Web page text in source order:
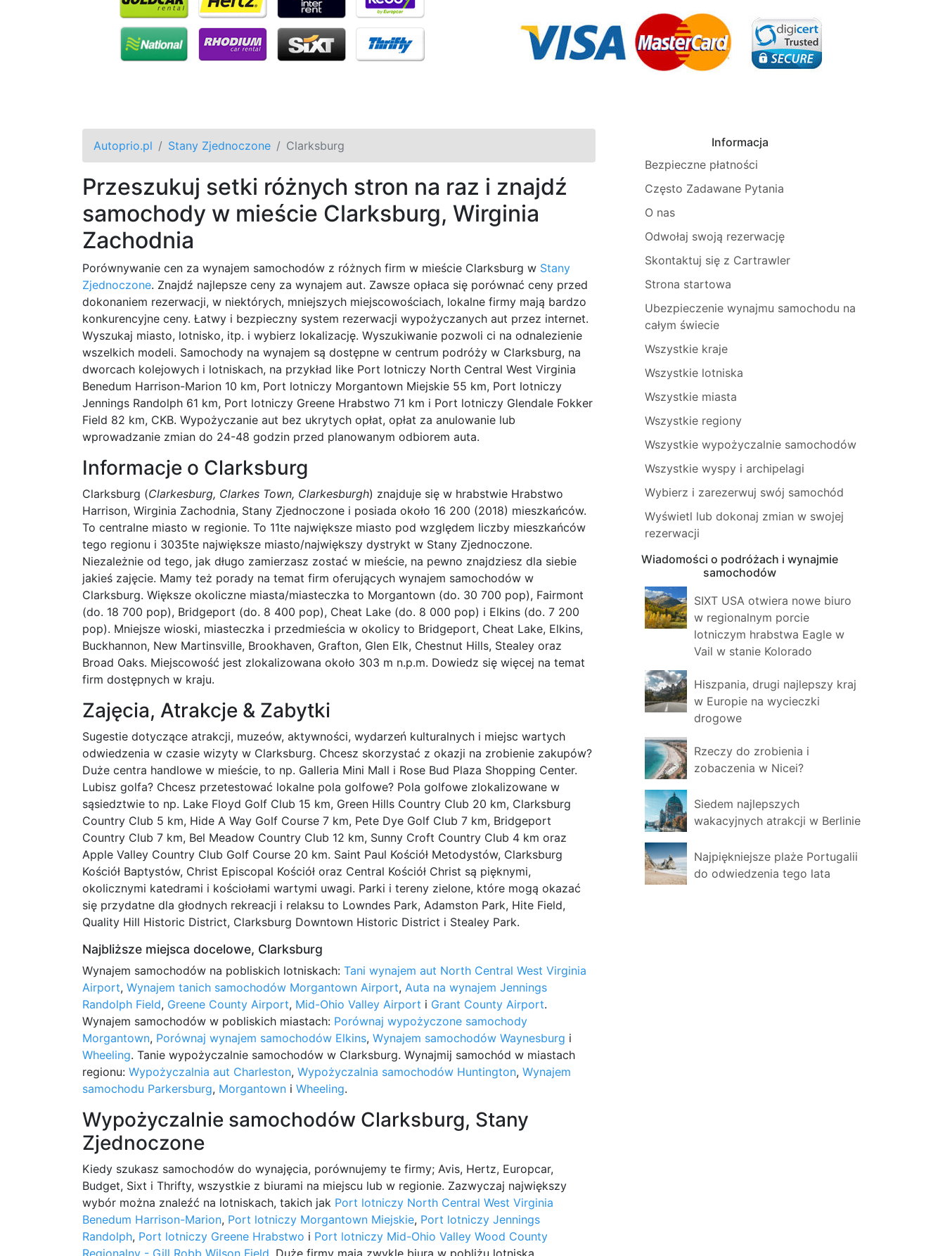
Autoprio.pl Stany Zjednoczone Clarksburg
Przeszukuj setki różnych stron na raz i znajdź
samochody w mieście Clarksburg, Wirginia
Zachodnia
Porównywanie cen za wynajem samochodów z różnych firm w mieście Clarksburg w Stany
Zjednoczone. Znajdź najlepsze ceny za wynajem aut. Zawsze opłaca się porównać ceny przed
dokonaniem rezerwacji, w niektórych, mniejszych miejscowościach, lokalne firmy mają bardzo
konkurencyjne ceny. Łatwy i bezpieczny system rezerwacji wypożyczanych aut przez internet.
Wyszukaj miasto, lotnisko, itp. i wybierz lokalizację. Wyszukiwanie pozwoli ci na odnalezienie
wszelkich modeli. Samochody na wynajem są dostępne w centrum podróży w Clarksburg, na
dworcach kolejowych i lotniskach, na przykład like Port lotniczy North Central West Virginia
Benedum Harrison-Marion 10 km, Port lotniczy Morgantown Miejskie 55 km, Port lotniczy
Jennings Randolph 61 km, Port lotniczy Greene Hrabstwo 71 km i Port lotniczy Glendale Fokker
Field 82 km, CKB. Wypożyczanie aut bez ukrytych opłat, opłat za anulowanie lub
wprowadzanie zmian do 24-48 godzin przed planowanym odbiorem auta.
Informacje o Clarksburg
Clarksburg (Clarkesburg, Clarkes Town, Clarkesburgh) znajduje się w hrabstwie Hrabstwo
Harrison, Wirginia Zachodnia, Stany Zjednoczone i posiada około 16 200 (2018) mieszkańców.
To centralne miasto w regionie. To 11te największe miasto pod względem liczby mieszkańców
tego regionu i 3035te największe miasto/największy dystrykt w Stany Zjednoczone.
Niezależnie od tego, jak długo zamierzasz zostać w mieście, na pewno znajdziesz dla siebie
jakieś zajęcie. Mamy też porady na temat firm oferujących wynajem samochodów w
Clarksburg. Większe okoliczne miasta/miasteczka to Morgantown (do. 30 700 pop), Fairmont
(do. 18 700 pop), Bridgeport (do. 8 400 pop), Cheat Lake (do. 8 000 pop) i Elkins (do. 7 200
pop). Mniejsze wioski, miasteczka i przedmieścia w okolicy to Bridgeport, Cheat Lake, Elkins,
Buckhannon, New Martinsville, Brookhaven, Grafton, Glen Elk, Chestnut Hills, Stealey oraz
Broad Oaks. Miejscowość jest zlokalizowana około 303 m n.p.m. Dowiedz się więcej na temat
firm dostępnych w kraju.
Zajęcia, Atrakcje & Zabytki
Sugestie dotyczące atrakcji, muzeów, aktywności, wydarzeń kulturalnych i miejsc wartych
odwiedzenia w czasie wizyty w Clarksburg. Chcesz skorzystać z okazji na zrobienie zakupów?
Duże centra handlowe w mieście, to np. Galleria Mini Mall i Rose Bud Plaza Shopping Center.
Lubisz golfa? Chcesz przetestować lokalne pola golfowe? Pola golfowe zlokalizowane w
sąsiedztwie to np. Lake Floyd Golf Club 15 km, Green Hills Country Club 20 km, Clarksburg
Country Club 5 km, Hide A Way Golf Course 7 km, Pete Dye Golf Club 7 km, Bridgeport
Country Club 7 km, Bel Meadow Country Club 12 km, Sunny Croft Country Club 4 km oraz
Apple Valley Country Club Golf Course 20 km. Saint Paul Kościół Metodystów, Clarksburg
Kościół Baptystów, Christ Episcopal Kościół oraz Central Kościół Christ są pięknymi,
okolicznymi katedrami i kościołami wartymi uwagi. Parki i tereny zielone, które mogą okazać
się przydatne dla głodnych rekreacji i relaksu to Lowndes Park, Adamston Park, Hite Field,
Quality Hill Historic District, Clarksburg Downtown Historic District i Stealey Park.
Najbliższe miejsca docelowe, Clarksburg
Wynajem samochodów na pobliskich lotniskach: Tani wynajem aut North Central West Virginia
Airport, Wynajem tanich samochodów Morgantown Airport, Auta na wynajem Jennings
Randolph Field, Greene County Airport, Mid-Ohio Valley Airport i Grant County Airport.
Wynajem samochodów w pobliskich miastach: Porównaj wypożyczone samochody
Morgantown, Porównaj wynajem samochodów Elkins, Wynajem samochodów Waynesburg i
Wheeling. Tanie wypożyczalnie samochodów w Clarksburg. Wynajmij samochód w miastach
regionu: Wypożyczalnia aut Charleston, Wypożyczalnia samochodów Huntington, Wynajem
samochodu Parkersburg, Morgantown i Wheeling.
Wypożyczalnie samochodów Clarksburg, Stany
Zjednoczone
Kiedy szukasz samochodów do wynajęcia, porównujemy te firmy; Avis, Hertz, Europcar,
Budget, Sixt i Thrifty, wszystkie z biurami na miejscu lub w regionie. Zazwyczaj największy
wybór można znaleźć na lotniskach, takich jak Port lotniczy North Central West Virginia
Benedum Harrison-Marion, Port lotniczy Morgantown Miejskie, Port lotniczy Jennings
Randolph, Port lotniczy Greene Hrabstwo i Port lotniczy Mid-Ohio Valley Wood County
Regionalny - Gill Robb Wilson Field . Duże firmy mają zwykle biura w pobliżu lotniska.
Informacja
Bezpieczne płatności
Często Zadawane Pytania
O nas
Odwołaj swoją rezerwację
Skontaktuj się z Cartrawler
Strona startowa
Ubezpieczenie wynajmu samochodu na
całym świecie
Wszystkie kraje
Wszystkie lotniska
Wszystkie miasta
Wszystkie regiony
Wszystkie wypożyczalnie samochodów
Wszystkie wyspy i archipelagi
Wybierz i zarezerwuj swój samochód
Wyświetl lub dokonaj zmian w swojej
rezerwacji
Wiadomości o podróżach i wynajmie
samochodów
SIXT USA otwiera nowe biuro
w regionalnym porcie
lotniczym hrabstwa Eagle w
Vail w stanie Kolorado
Hiszpania, drugi najlepszy kraj
w Europie na wycieczki
drogowe
Rzeczy do zrobienia i
zobaczenia w Nicei?
Siedem najlepszych
wakacyjnych atrakcji w Berlinie
Najpiękniejsze plaże Portugalii
do odwiedzenia tego lata